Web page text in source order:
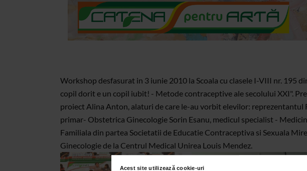
Acest site utilizează cookie-uri
Workshop desfasurat in 3 iunie 2010 la Scoala cu clasele I-VIII nr. 195
copil dorit e un copil iubit! - Metode contraceptive ale secolului XXI".
proiect Alina Anton, alaturi de care le-au vorbit elevilor: reprezentantul
primar- Obstetrica Ginecologie Sorin Esanu, medicul specialist -
Familiala din partea Societatii de Educatie Contraceptiva si Sexuala
Ginecologie de la Centrul Medical Unirea Louis Mendez.